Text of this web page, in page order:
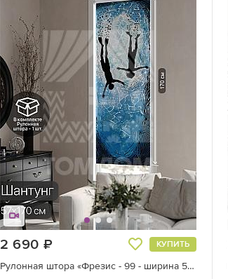
2 690 КУПИТЬ
Рулонная штора «Фрезис - 99 - ширина 57 см»